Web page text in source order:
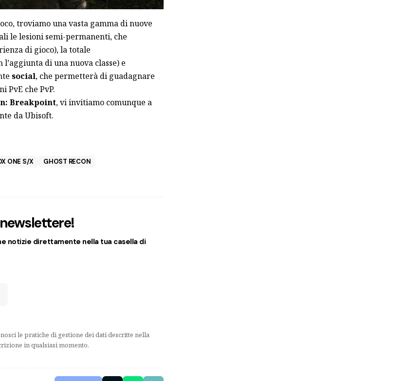
troviamo una vasta gamma di nuove
le lesioni semi-permanenti, che
di gioco), la totale
di una nuova classe) e
social, che permetterà di guadagnare
PvE che PvP.
Breakpoint, vi invitiamo comunque a
da Ubisoft.
ONE S/X
GHOST RECON
notizie direttamente nella tua casella di
le pratiche di gestione dei dati descritte nella
in qualsiasi momento.